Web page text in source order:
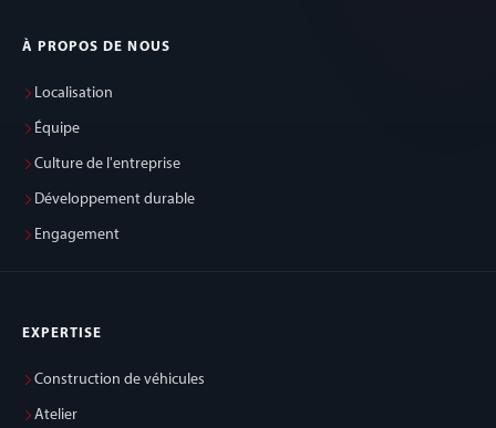
À PROPOS DE NOUS
Localisation
Équipe
Culture de l'entreprise
Développement durable
Engagement
EXPERTISE
Construction de véhicules
Atelier